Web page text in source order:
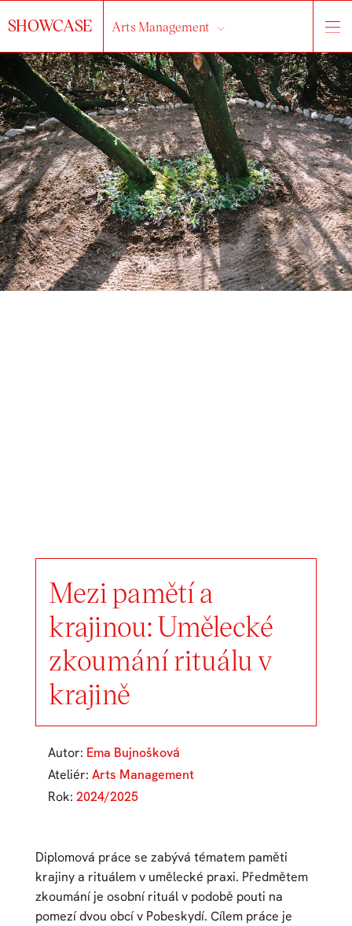
SHOWCASE Arts Management
Mezi pamětí a
krajinou: Umělecké
zkoumání rituálu v
krajině
Autor: Ema Bujnošková
Ateliér: Arts Management
Rok: 2024/2025
Diplomová práce se zabývá tématem paměti
krajiny a rituálem v umělecké praxi. Předmětem
zkoumání je osobní rituál v podobě pouti na
pomezí dvou obcí v Pobeskydí. Cílem práce je